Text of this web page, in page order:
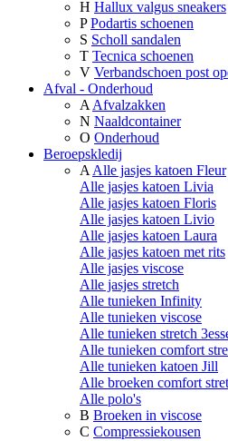
H Hallux valgus sneakers
P Podartis schoenen
S Scholl sandalen
T Tecnica schoenen
V Verbandschoen post
Afval - Onderhoud
A Afvalzakken
N Naaldcontainer
O Onderhoud
Beroepskledij
A Alle jasjes katoen Fleur
Alle jasjes katoen Livia
Alle jasjes katoen Floris
Alle jasjes katoen Livio
Alle jasjes katoen Laura
Alle jasjes katoen met rits
Alle jasjes viscose
Alle jasjes stretch
Alle tunieken Infinity
Alle tunieken viscose
Alle tunieken stretch
Alle tunieken comfort
Alle tunieken katoen Jill
Alle broeken comfort
Alle polo's
B Broeken in viscose
C Compressiekousen